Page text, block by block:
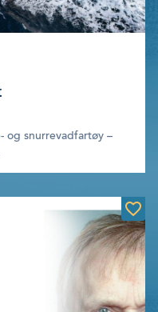
og snurrevadfartøy –